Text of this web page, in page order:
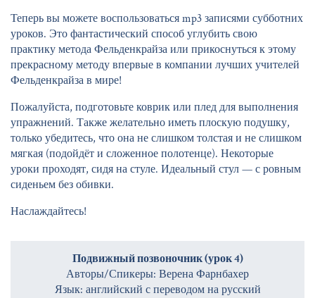
Теперь вы можете воспользоваться mp3 записями субботних
уроков. Это фантастический способ углубить свою
практику метода Фельденкрайза или прикоснуться к этому
прекрасному методу впервые в компании лучших учителей
Фельденкрайза в мире!
Пожалуйста, подготовьте коврик или плед для выполнения
упражнений. Также желательно иметь плоскую подушку,
только убедитесь, что она не слишком толстая и не слишком
мягкая (подойдёт и сложенное полотенце). Некоторые
уроки проходят, сидя на стуле. Идеальный стул — с ровным
сиденьем без обивки.
Наслаждайтесь!
Подвижный позвоночник (урок 4)
Авторы/Спикеры: Верена Фарнбахер
Язык: английский с переводом на русский